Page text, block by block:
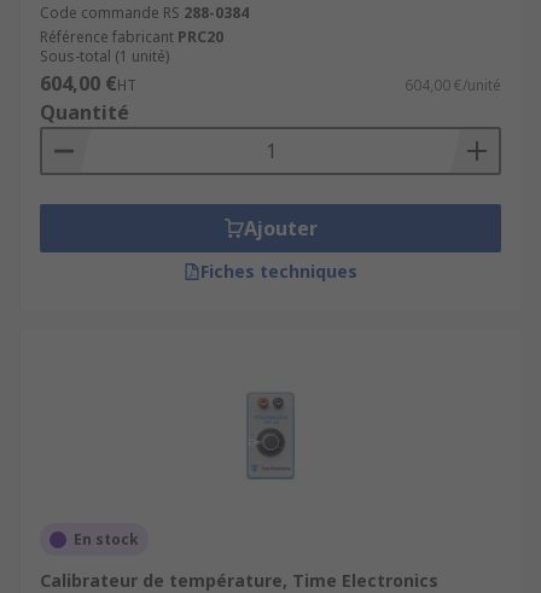
Code commande RS 288-0384
Référence fabricant PRC20
Sous-total (1 unité)
604,00 €HT 604,00 €/unité
Quantité
Ajouter
Fiches techniques
En stock
Calibrateur de température, Time Electronics